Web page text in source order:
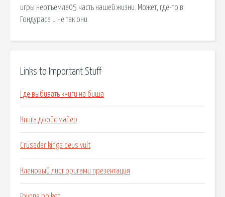
игры неотъемле05 часть нашей жизни. Может, где-то в
Гондурасе и не так они.
Links to Important Stuff
Где выбивать книги на биша
Книга джойс майер
Crusader kings deus vult
Кленовый лист оригами презентация